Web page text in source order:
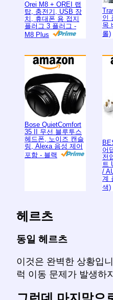
Orei M8 + OREI 랩
탑, 충전기, USB 장
치, 휴대폰 용 접지
플러그 3 플러그 -
M8 Plus
인
목
롤)
Bose QuietComfort
35 II 무선 블루투스
헤드폰, 노이즈 캔슬
링, Alexa 음성 제어
포함 - 블랙
어
전
트
/
계
색)
헤르츠
동일 헤르츠
이것은 완벽한 상황입
럭 이동 문제가 발생하